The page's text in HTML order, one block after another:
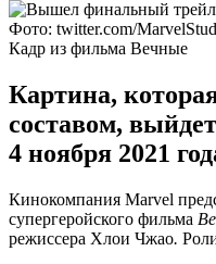
Фото: twitter.com/
Кадр из фильма Вечные
Картина,
составом,
4 ноября 2021
Кинокомпания Marvel
супергеройского фильма
режиссера Хлои Чжао.